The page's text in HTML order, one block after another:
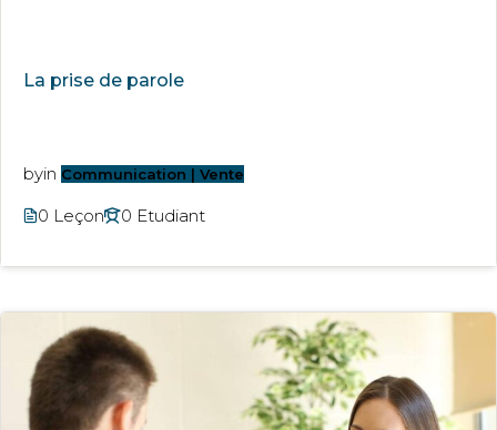
La prise de parole
byin Communication | Vente
0 Leçon 0 Etudiant